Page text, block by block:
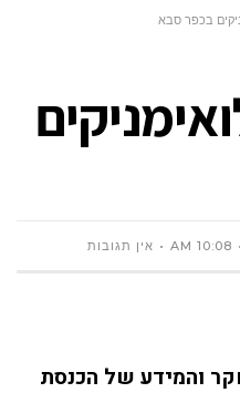
בכפר סבא
10:08 AM אין תגובות
והמידע של הכנסת